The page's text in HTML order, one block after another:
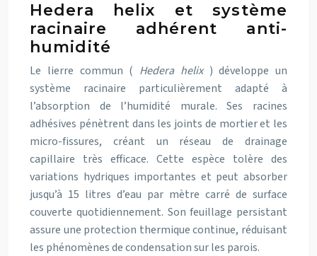
Hedera helix et système
racinaire adhérent anti-
humidité
Le lierre commun ( Hedera helix ) développe un
système racinaire particulièrement adapté à
l’absorption de l’humidité murale. Ses racines
adhésives pénètrent dans les joints de mortier et les
micro-fissures, créant un réseau de drainage
capillaire très efficace. Cette espèce tolère des
variations hydriques importantes et peut absorber
jusqu’à 15 litres d’eau par mètre carré de surface
couverte quotidiennement. Son feuillage persistant
assure une protection thermique continue, réduisant
les phénomènes de condensation sur les parois.